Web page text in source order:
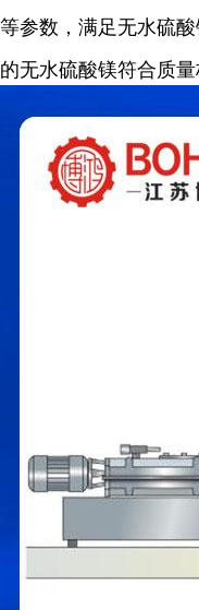
等参数，满足无水硫
的无水硫酸镁符合质量